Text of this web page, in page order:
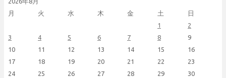
月
火 水 木 金 土 日
1
2
3
4 5 6 7 8
9
10
11 12 13 14 15
16
17
18 19 20 21 22
23
24
25 26 27 28 29
30